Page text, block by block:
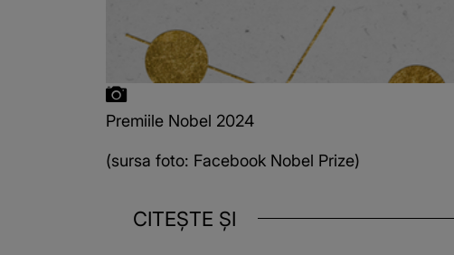
Premiile Nobel 2024
(sursa foto: Facebook Nobel Prize)
CITEȘTE ȘI